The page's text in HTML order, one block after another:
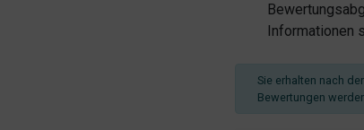
Informationen
Sie erhalten nach
Bewertungen